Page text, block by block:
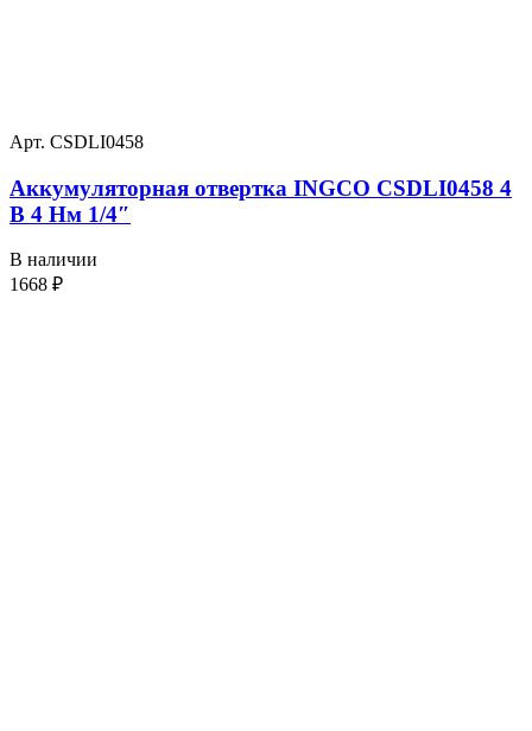
Арт. CSDLI0458
Аккумуляторная отвертка INGCO CSDLI0458 4
В 4 Нм 1/4″
В наличии
1668 ₽